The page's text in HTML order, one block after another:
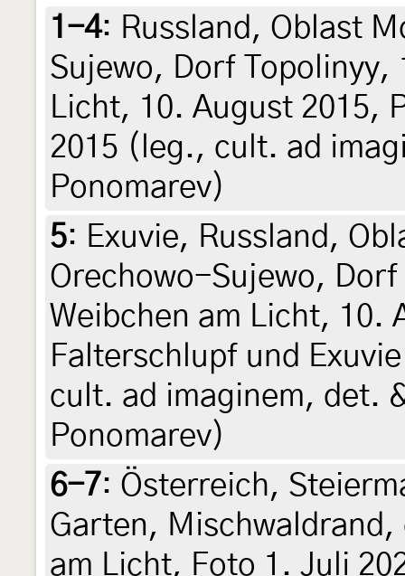
1-4: Russland, Oblast
Sujewo, Dorf Topolinyy,
Licht, 10. August 2015,
2015 (leg., cult. ad
Ponomarev)
5: Exuvie, Russland,
Orechowo-Sujewo,
Weibchen am Licht, 10.
Falterschlupf und
cult. ad imaginem, det.
Ponomarev)
6-7: Österreich,
Garten,
am Licht, Foto 1. Juli